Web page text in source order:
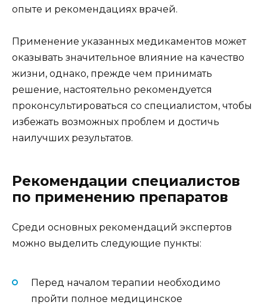
опыте и рекомендациях врачей.
Применение указанных медикаментов может
оказывать значительное влияние на качество
жизни, однако, прежде чем принимать
решение, настоятельно рекомендуется
проконсультироваться со специалистом, чтобы
избежать возможных проблем и достичь
наилучших результатов.
Рекомендации специалистов
по применению препаратов
Среди основных рекомендаций экспертов
можно выделить следующие пункты:
Перед началом терапии необходимо
пройти полное медицинское